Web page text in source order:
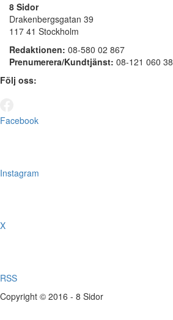
8 Sidor
Drakenbergsgatan 39
117 41 Stockholm
Redaktionen: 08-580 02 867
Prenumerera/Kundtjänst: 08-121 060 38
Följ oss:
Facebook
Instagram
X
RSS
Copyright © 2016 - 8 Sidor